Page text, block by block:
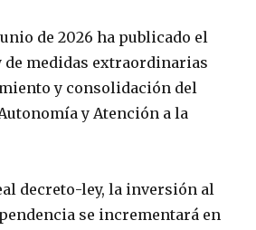
de 2026 ha publicado el
de medidas extraordinarias
y consolidación del
y Atención a la
decreto-ley, la inversión al
se incrementará en